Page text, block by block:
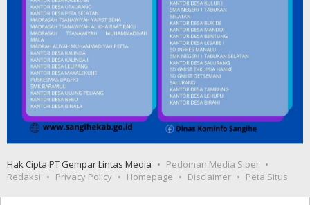
Hak Cipta PT Gempar Lintas Media
Pedoman Media Siber
Redaksi
Privacy Policy Homepage Disclaimer Peta Situs